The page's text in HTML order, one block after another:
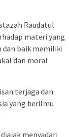
Raudatul
materi yang
dan baik memiliki
dan moral
terjaga dan
yang berilmu
menyadari